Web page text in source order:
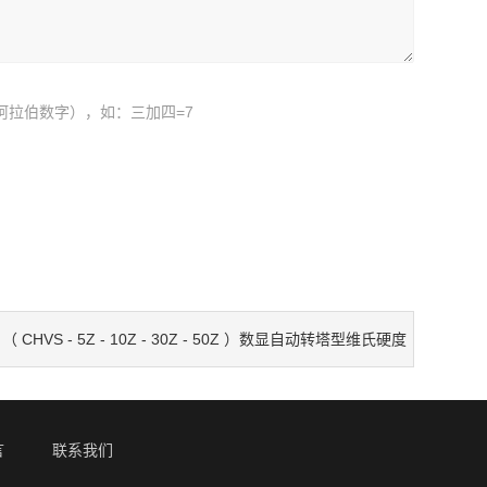
拉伯数字），如：三加四=7
（ CHVS - 5Z - 10Z - 30Z - 50Z ）数显自动转塔型维氏硬度
联系我们